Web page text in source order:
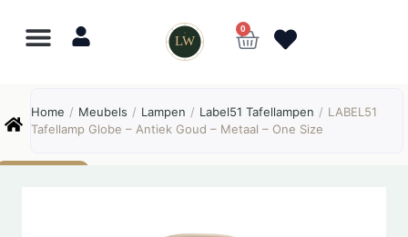
LW
0
Home / Meubels / Lampen / Label51 Tafellampen / LABEL51
Tafellamp Globe – Antiek Goud – Metaal – One Size
Online
⎯ ✕